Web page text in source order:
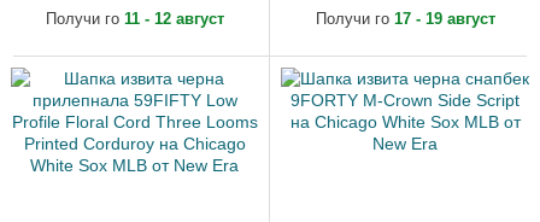
Chicago White Sox MLB от
Получи го 11 - 12 август
Sox MLB от New Era
Получи го 17 - 19 август